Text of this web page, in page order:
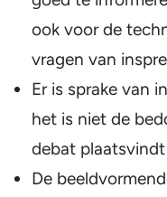
ook voor de
vragen van
Er is sprake van
het is niet de
debat
De